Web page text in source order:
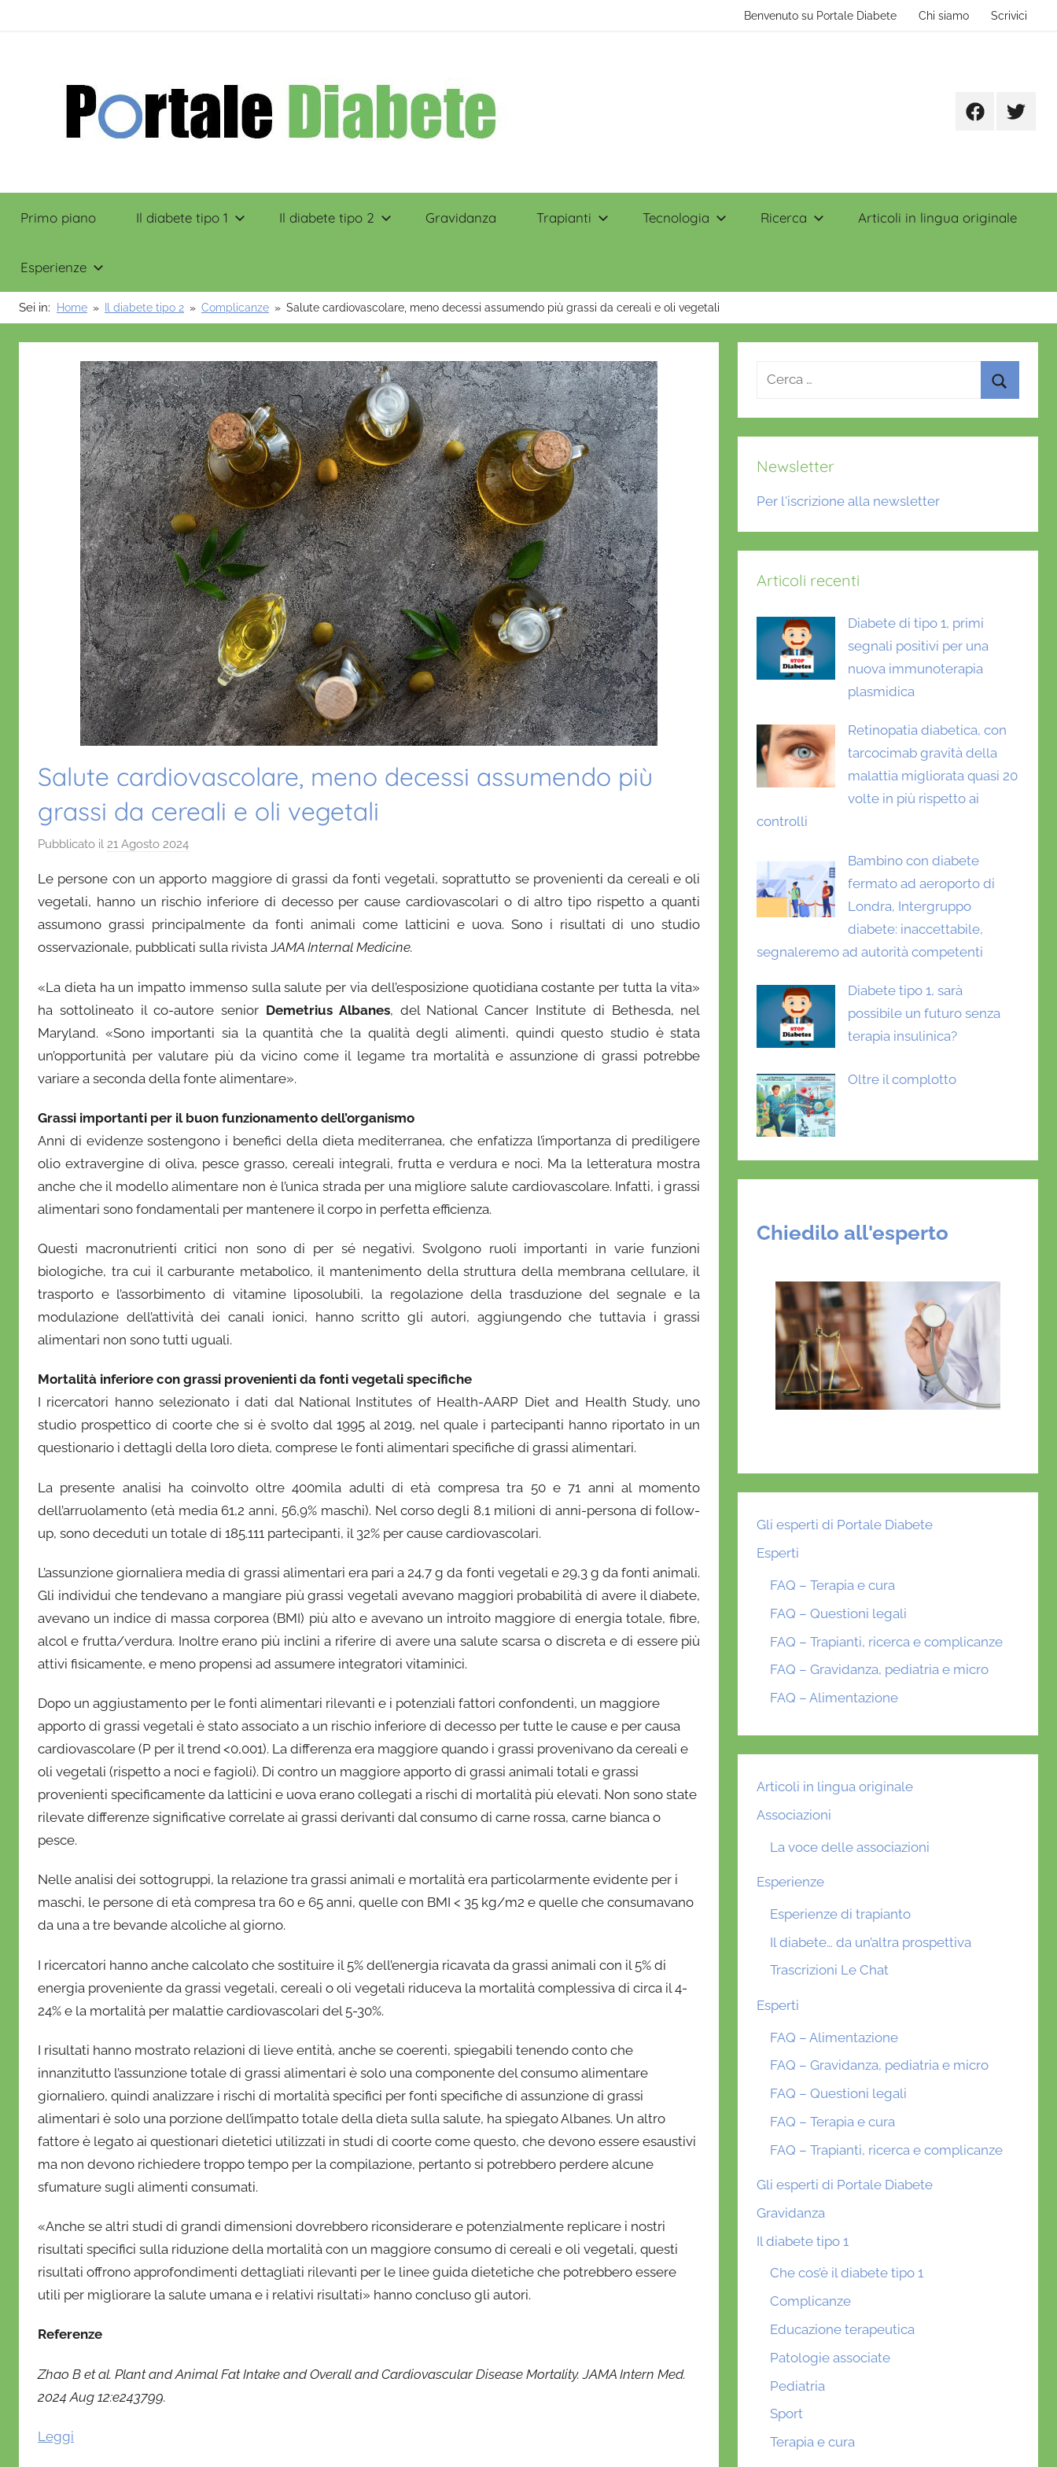
Benvenuto su Portale Diabete Chi siamo Scrivici
Portale
Diabete
FacebookTwitter
Primo piano Il diabete tipo 1 Il diabete tipo 2 Gravidanza Trapianti Tecnologia Ricerca Articoli in lingua originale
Esperienze
Sei in: Home Il diabete tipo 2 Complicanze Salute cardiovascolare, meno decessi assumendo più grassi da cereali e oli vegetali
Salute cardiovascolare, meno decessi assumendo più
grassi da cereali e oli vegetali
Pubblicato il 21 Agosto 2024
D
a
n
i
l
a
D
r
i
o
Le persone con un apporto maggiore di grassi da fonti vegetali, soprattutto se provenienti da cereali e oli
vegetali, hanno un rischio inferiore di decesso per cause cardiovascolari o di altro tipo rispetto a quanti
assumono grassi principalmente da fonti animali come latticini e uova. Sono i risultati di uno studio
osservazionale, pubblicati sulla rivista JAMA Internal Medicine.
«La dieta ha un impatto immenso sulla salute per via dell’esposizione quotidiana costante per tutta la vita»
ha sottolineato il co-autore senior Demetrius Albanes, del National Cancer Institute di Bethesda, nel
Maryland. «Sono importanti sia la quantità che la qualità degli alimenti, quindi questo studio è stata
un’opportunità per valutare più da vicino come il legame tra mortalità e assunzione di grassi potrebbe
variare a seconda della fonte alimentare».
Grassi importanti per il buon funzionamento dell’organismo
Anni di evidenze sostengono i benefici della dieta mediterranea, che enfatizza l’importanza di prediligere
olio extravergine di oliva, pesce grasso, cereali integrali, frutta e verdura e noci. Ma la letteratura mostra
anche che il modello alimentare non è l’unica strada per una migliore salute cardiovascolare. Infatti, i grassi
alimentari sono fondamentali per mantenere il corpo in perfetta efficienza.
Questi macronutrienti critici non sono di per sé negativi. Svolgono ruoli importanti in varie funzioni
biologiche, tra cui il carburante metabolico, il mantenimento della struttura della membrana cellulare, il
trasporto e l’assorbimento di vitamine liposolubili, la regolazione della trasduzione del segnale e la
modulazione dell’attività dei canali ionici, hanno scritto gli autori, aggiungendo che tuttavia i grassi
alimentari non sono tutti uguali.
Mortalità inferiore con grassi provenienti da fonti vegetali specifiche
I ricercatori hanno selezionato i dati dal National Institutes of Health-AARP Diet and Health Study, uno
studio prospettico di coorte che si è svolto dal 1995 al 2019, nel quale i partecipanti hanno riportato in un
questionario i dettagli della loro dieta, comprese le fonti alimentari specifiche di grassi alimentari.
La presente analisi ha coinvolto oltre 400mila adulti di età compresa tra 50 e 71 anni al momento
dell’arruolamento (età media 61,2 anni, 56,9% maschi). Nel corso degli 8,1 milioni di anni-persona di follow-
up, sono deceduti un totale di 185.111 partecipanti, il 32% per cause cardiovascolari.
L’assunzione giornaliera media di grassi alimentari era pari a 24,7 g da fonti vegetali e 29,3 g da fonti animali.
Gli individui che tendevano a mangiare più grassi vegetali avevano maggiori probabilità di avere il diabete,
avevano un indice di massa corporea (BMI) più alto e avevano un introito maggiore di energia totale, fibre,
alcol e frutta/verdura. Inoltre erano più inclini a riferire di avere una salute scarsa o discreta e di essere più
attivi fisicamente, e meno propensi ad assumere integratori vitaminici.
Dopo un aggiustamento per le fonti alimentari rilevanti e i potenziali fattori confondenti, un maggiore
apporto di grassi vegetali è stato associato a un rischio inferiore di decesso per tutte le cause e per causa
cardiovascolare (P per il trend <0,001). La differenza era maggiore quando i grassi provenivano da cereali e
oli vegetali (rispetto a noci e fagioli). Di contro un maggiore apporto di grassi animali totali e grassi
provenienti specificamente da latticini e uova erano collegati a rischi di mortalità più elevati. Non sono state
rilevate differenze significative correlate ai grassi derivanti dal consumo di carne rossa, carne bianca o
pesce.
Nelle analisi dei sottogruppi, la relazione tra grassi animali e mortalità era particolarmente evidente per i
maschi, le persone di età compresa tra 60 e 65 anni, quelle con BMI < 35 kg/m2 e quelle che consumavano
da una a tre bevande alcoliche al giorno.
I ricercatori hanno anche calcolato che sostituire il 5% dell’energia ricavata da grassi animali con il 5% di
energia proveniente da grassi vegetali, cereali o oli vegetali riduceva la mortalità complessiva di circa il 4-
24% e la mortalità per malattie cardiovascolari del 5-30%.
I risultati hanno mostrato relazioni di lieve entità, anche se coerenti, spiegabili tenendo conto che
innanzitutto l’assunzione totale di grassi alimentari è solo una componente del consumo alimentare
giornaliero, quindi analizzare i rischi di mortalità specifici per fonti specifiche di assunzione di grassi
alimentari è solo una porzione dell’impatto totale della dieta sulla salute, ha spiegato Albanes. Un altro
fattore è legato ai questionari dietetici utilizzati in studi di coorte come questo, che devono essere esaustivi
ma non devono richiedere troppo tempo per la compilazione, pertanto si potrebbero perdere alcune
sfumature sugli alimenti consumati.
«Anche se altri studi di grandi dimensioni dovrebbero riconsiderare e potenzialmente replicare i nostri
risultati specifici sulla riduzione della mortalità con un maggiore consumo di cereali e oli vegetali, questi
risultati offrono approfondimenti dettagliati rilevanti per le linee guida dietetiche che potrebbero essere
utili per migliorare la salute umana e i relativi risultati» hanno concluso gli autori.
Referenze
Zhao B et al. Plant and Animal Fat Intake and Overall and Cardiovascular Disease Mortality. JAMA Intern Med.
2024 Aug 12:e243799.
Leggi
Ricerca
Newsletter
Per l'iscrizione alla newsletter
Articoli recenti
Diabete di tipo 1, primi
segnali positivi per una
nuova immunoterapia
plasmidica
Retinopatia diabetica, con
tarcocimab gravità della
malattia migliorata quasi 20
volte in più rispetto ai
controlli
Bambino con diabete
fermato ad aeroporto di
Londra, Intergruppo
diabete: inaccettabile,
segnaleremo ad autorità competenti
Diabete tipo 1, sarà
possibile un futuro senza
terapia insulinica?
Oltre il complotto
Chiedilo all'esperto
Gli esperti di Portale Diabete
Esperti
FAQ – Terapia e cura
FAQ – Questioni legali
FAQ – Trapianti, ricerca e complicanze
FAQ – Gravidanza, pediatria e micro
FAQ – Alimentazione
Articoli in lingua originale
Associazioni
La voce delle associazioni
Esperienze
Esperienze di trapianto
Il diabete… da un’altra prospettiva
Trascrizioni Le Chat
Esperti
FAQ – Alimentazione
FAQ – Gravidanza, pediatria e micro
FAQ – Questioni legali
FAQ – Terapia e cura
FAQ – Trapianti, ricerca e complicanze
Gli esperti di Portale Diabete
Gravidanza
Il diabete tipo 1
Che cos’è il diabete tipo 1
Complicanze
Educazione terapeutica
Patologie associate
Pediatria
Sport
Terapia e cura